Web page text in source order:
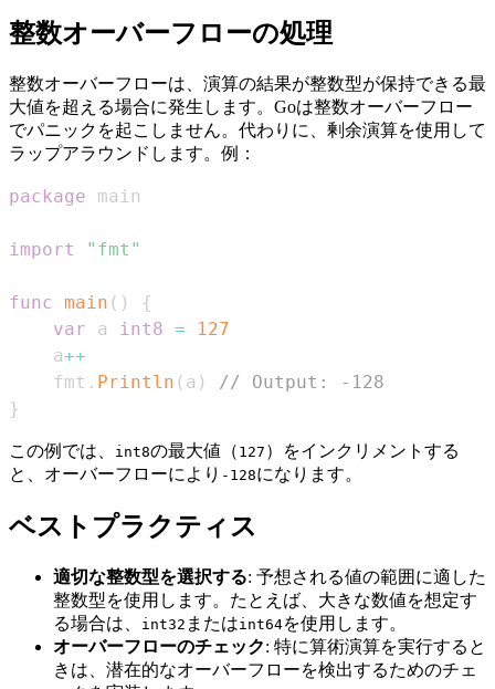
整数オーバーフローの処理
整数オーバーフローは、演算の結果が整数型が保持できる最
大値を超える場合に発生します。Goは整数オーバーフロー
でパニックを起こしません。代わりに、剰余演算を使用して
ラップアラウンドします。例：
package
import "fmt"
func main ( )
{
var a int8 =
127
	a
++
	fmt
. Println ( a )
// Output: -128
}
この例では、 int8の最大値（ 127 ）をインクリメントする
と、オーバーフローにより -128になります。
ベストプラクティス
適切な整数型を選択する: 予想される値の範囲に適した
整数型を使用します。たとえば、大きな数値を想定す
る場合は、
int32 またはint64を使用します。
オーバーフローのチェック: 特に算術演算を実行すると
きは、潜在的なオーバーフローを検出するためのチェ